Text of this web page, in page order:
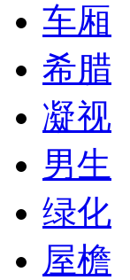
车厢
希腊
凝视
男生
绿化
屋檐